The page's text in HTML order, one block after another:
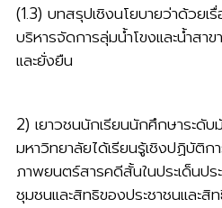
(1.3) บทสรุปเชิงนโยบายว่าด้วยเ
บริหารจัดการลุ่มน้ำโขงและน้ำสา
และยั่งยืน
2) เยาวชนนักเรียนนักศึกษาระดับ
มหาวิทยาลัยได้เรียนรู้เชิงปฏิบัติก
ภาพยนตร์สารคดีสั้นในประเด็นป
ชุมชนและสิทธิของประชาชนและสิ